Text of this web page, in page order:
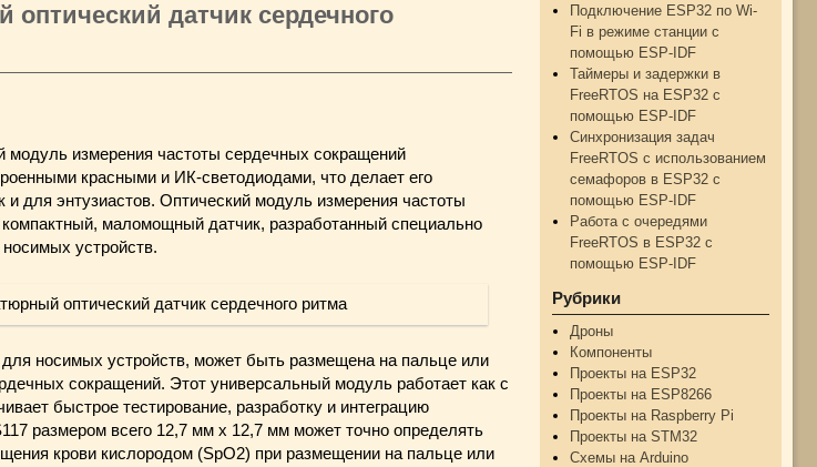
датчик сердечного
модуль измерения частоты сердечных сокращений
красными и ИК-светодиодами, что делает его
для энтузиастов. Оптический модуль измерения частоты
маломощный датчик, разработанный специально
устройств.
носимых устройств, может быть размещена на пальце или
сокращений. Этот универсальный модуль работает как с
быстрое тестирование, разработку и интеграцию
размером всего 12,7 мм x 12,7 мм может точно определять
крови кислородом (SpO2) при размещении на пальце или
Подключение ESP32 по Wi-
Fi в режиме станции с
помощью ESP-IDF
Таймеры и задержки в
FreeRTOS на ESP32 с
помощью ESP-IDF
Синхронизация задач
FreeRTOS с использованием
семафоров в ESP32 с
помощью ESP-IDF
Работа с очередями
FreeRTOS в ESP32 с
помощью ESP-IDF
Рубрики
Дроны
Компоненты
Проекты на ESP32
Проекты на ESP8266
Проекты на Raspberry Pi
Проекты на STM32
Схемы на Arduino